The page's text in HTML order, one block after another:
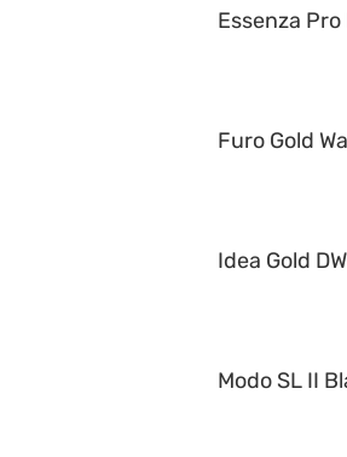
Essenza Pro
Furo Gold
Idea Gold
Modo SL II